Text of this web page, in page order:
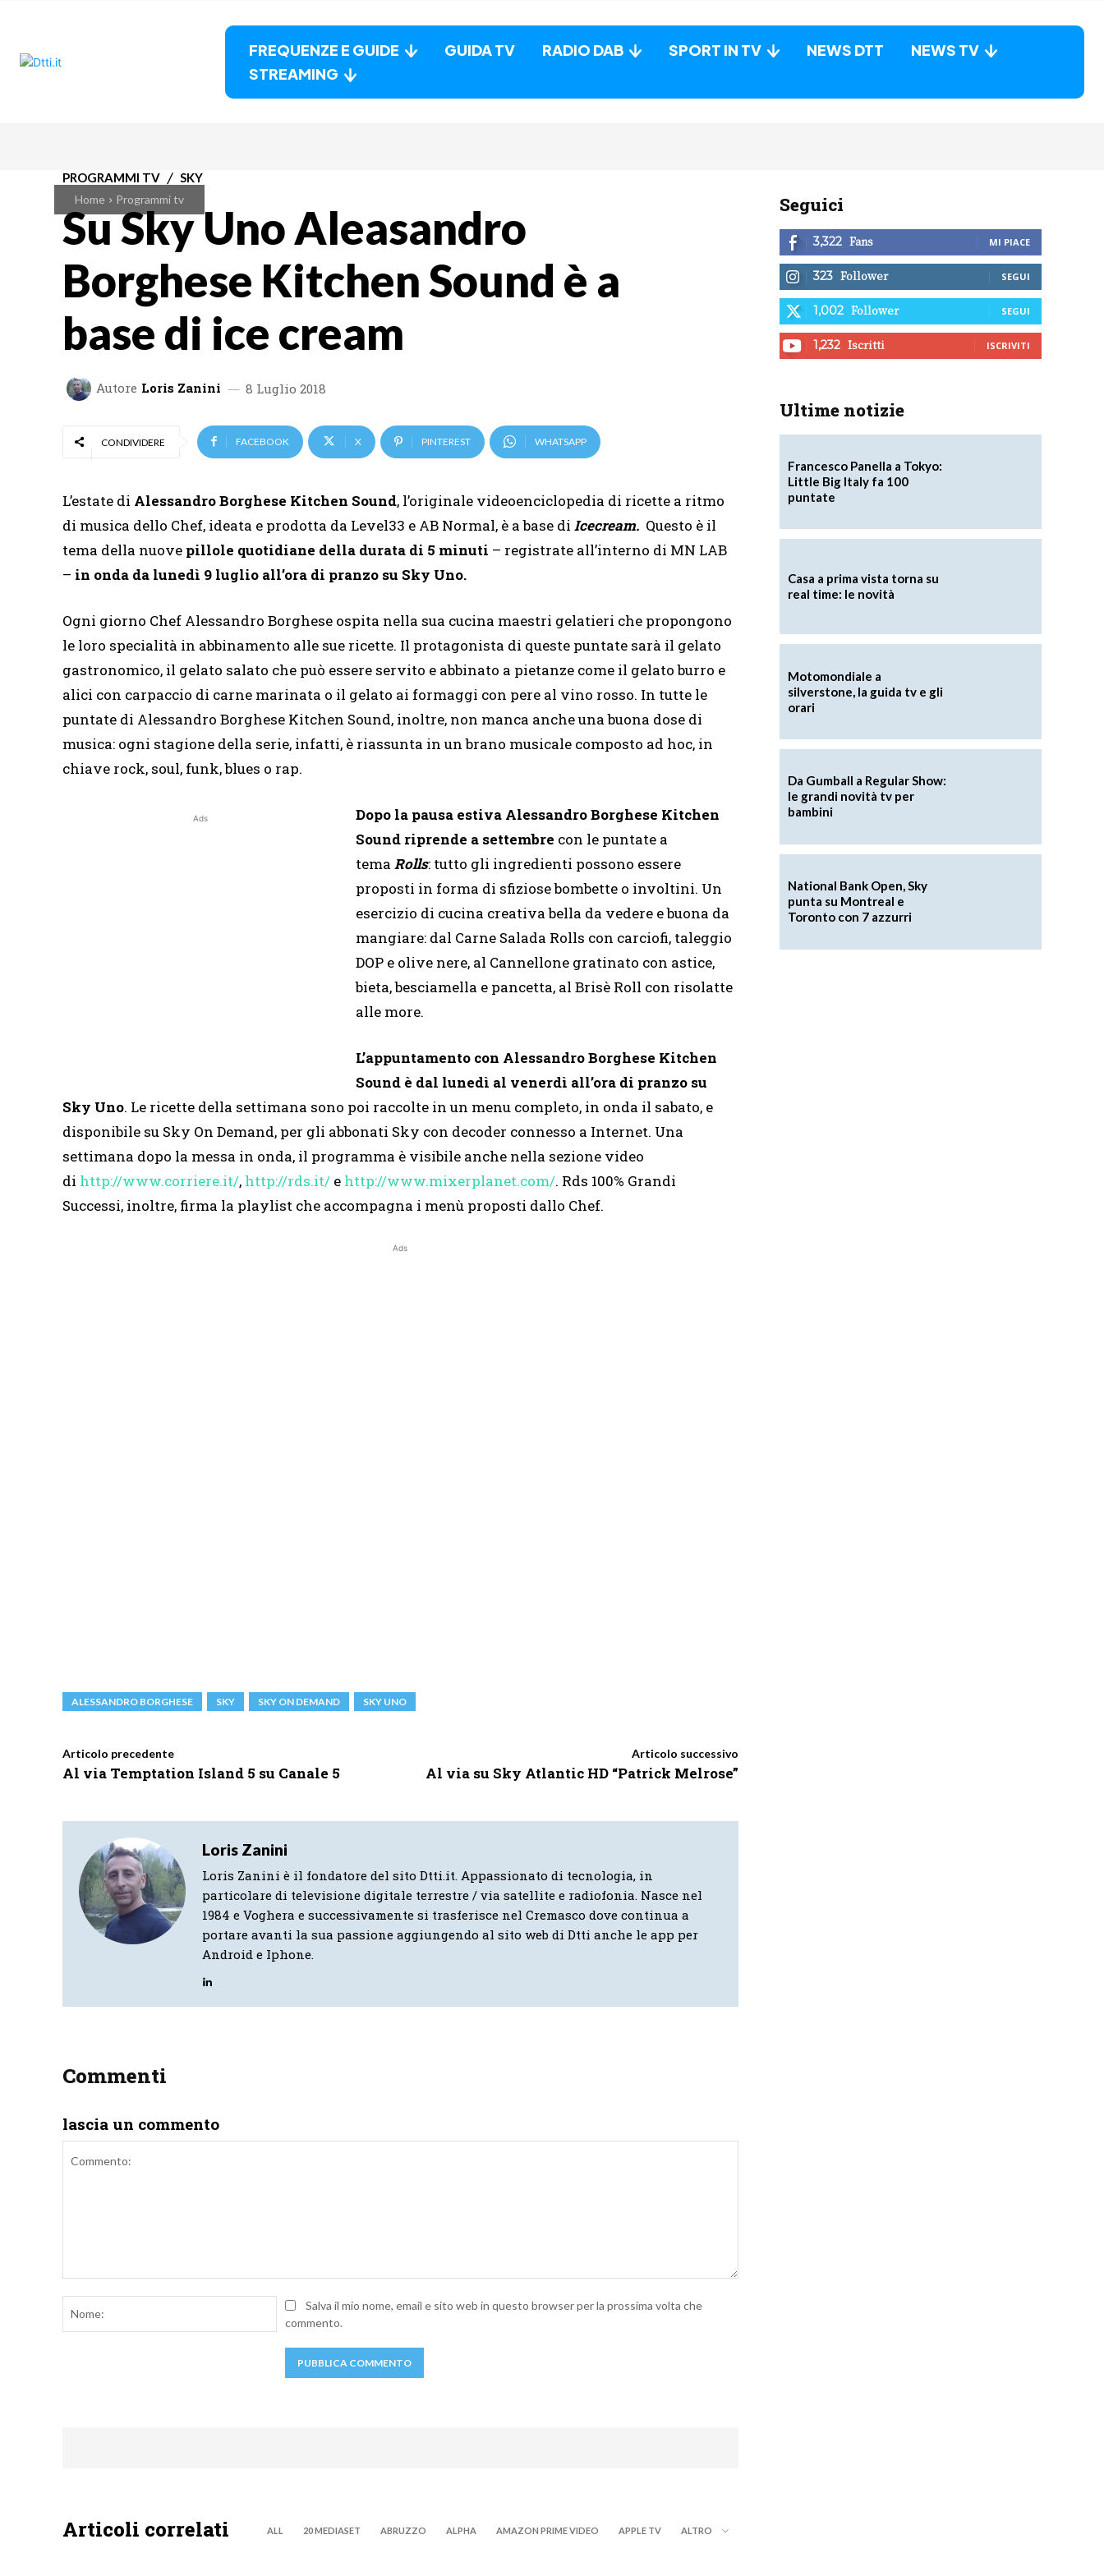
FREQUENZE E GUIDE GUIDA TV RADIO DAB SPORT IN TV NEWS DTT
NEWS TV
STREAMING
Home Programmi tv
PROGRAMMI TV SKY
Su Sky Uno Aleasandro
Borghese Kitchen Sound è a
base di ice cream
Autore Loris Zanini 8 Luglio 2018
CONDIVIDERE FACEBOOK X PINTEREST WHATSAPP
L’estate di Alessandro Borghese Kitchen Sound, l’originale videoenciclopedia di ricette a ritmo
di musica dello Chef, ideata e prodotta da Level33 e AB Normal, è a base di Icecream. Questo è il
tema della nuove pillole quotidiane della durata di 5 minuti – registrate all’interno di MN LAB
– in onda da lunedì 9 luglio all’ora di pranzo su Sky Uno.
Ogni giorno Chef Alessandro Borghese ospita nella sua cucina maestri gelatieri che propongono
le loro specialità in abbinamento alle sue ricette. Il protagonista di queste puntate sarà il gelato
gastronomico, il gelato salato che può essere servito e abbinato a pietanze come il gelato burro e
alici con carpaccio di carne marinata o il gelato ai formaggi con pere al vino rosso. In tutte le
puntate di Alessandro Borghese Kitchen Sound, inoltre, non manca anche una buona dose di
musica: ogni stagione della serie, infatti, è riassunta in un brano musicale composto ad hoc, in
chiave rock, soul, funk, blues o rap.
Ads
Dopo la pausa estiva Alessandro Borghese Kitchen
Sound riprende a settembre con le puntate a
tema Rolls: tutto gli ingredienti possono essere
proposti in forma di sfiziose bombette o involtini. Un
esercizio di cucina creativa bella da vedere e buona da
mangiare: dal Carne Salada Rolls con carciofi, taleggio
DOP e olive nere, al Cannellone gratinato con astice,
bieta, besciamella e pancetta, al Brisè Roll con risolatte
alle more.
L’appuntamento con Alessandro Borghese Kitchen
Sound è dal lunedì al venerdì all’ora di pranzo su
Sky Uno. Le ricette della settimana sono poi raccolte in un menu completo, in onda il sabato, e
disponibile su Sky On Demand, per gli abbonati Sky con decoder connesso a Internet. Una
settimana dopo la messa in onda, il programma è visibile anche nella sezione video
di http://www.corriere.it/, http://rds.it/ e http://www.mixerplanet.com/. Rds 100% Grandi
Successi, inoltre, firma la playlist che accompagna i menù proposti dallo Chef.
Ads
ALESSANDRO BORGHESE SKY SKY ON DEMAND SKY UNO
Articolo precedente
Al via Temptation Island 5 su Canale 5
Articolo successivo
Al via su Sky Atlantic HD “Patrick Melrose”
Loris Zanini
Loris Zanini è il fondatore del sito Dtti.it. Appassionato di tecnologia, in
particolare di televisione digitale terrestre / via satellite e radiofonia. Nasce nel
1984 e Voghera e successivamente si trasferisce nel Cremasco dove continua a
portare avanti la sua passione aggiungendo al sito web di Dtti anche le app per
Android e Iphone.
Commenti
lascia un commento
Nome:Salva il mio nome, email e sito web in questo browser per la prossima volta che
commento.
Articoli correlati ALL 20 MEDIASET ABRUZZO ALPHA AMAZON PRIME VIDEO APPLE TV ALTRO
Seguici
3,322 Fans MI PIACE
323 Follower SEGUI
1,002 Follower SEGUI
1,232 Iscritti ISCRIVITI
Ultime notizie
Francesco Panella a Tokyo:
Little Big Italy fa 100
puntate
Casa a prima vista torna su
real time: le novità
Motomondiale a
silverstone, la guida tv e gli
orari
Da Gumball a Regular Show:
le grandi novità tv per
bambini
National Bank Open, Sky
punta su Montreal e
Toronto con 7 azzurri